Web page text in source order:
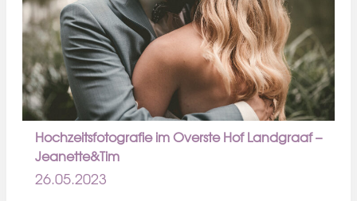
Hochzeitsfotografie im Overste Hof Landgraaf –
Jeanette&Tim
26.05.2023